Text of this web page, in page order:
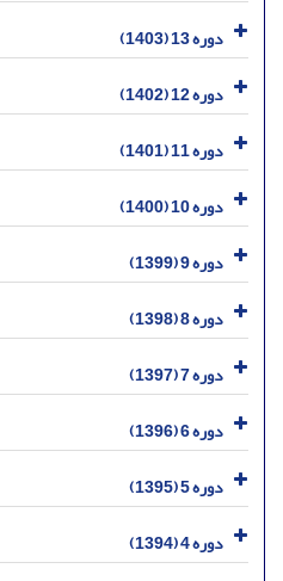
دوره 13 (1403)
دوره 12 (1402)
دوره 11 (1401)
دوره 10 (1400)
دوره 9 (1399)
دوره 8 (1398)
دوره 7 (1397)
دوره 6 (1396)
دوره 5 (1395)
دوره 4 (1394)